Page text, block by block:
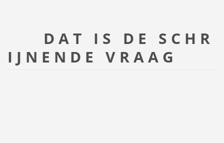
D A T I S D E S C H R
I J N E N D E V R A A G